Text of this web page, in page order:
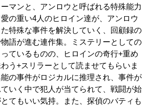
マンと、アンロウと呼ばれる特殊能力
の重い4人のヒロイン達が、アンロウ
特殊な事件を解決していく、回顧録の
語が進む連作集。ミステリーとしての
ているものの、ヒロインの奇行+重め
う+スリラーとして読ませてもらいま
能の事件がロジカルに推理され、事件が
いく中で犯人が当てられて、戦闘が始
とてもいい気持。また、探偵のバティも